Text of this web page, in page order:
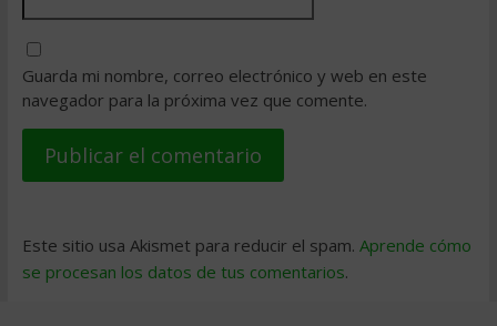
Guarda mi nombre, correo electrónico y web en este
navegador para la próxima vez que comente.
Este sitio usa Akismet para reducir el spam. Aprende cómo
se procesan los datos de tus comentarios.